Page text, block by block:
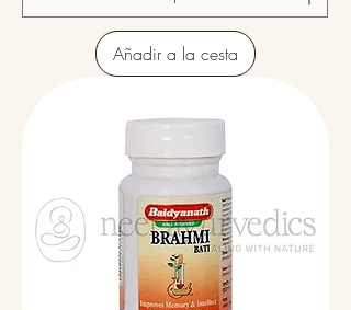
Añadir a la cesta